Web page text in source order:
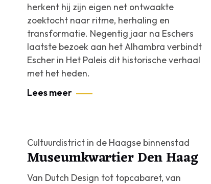
herkent hij zijn eigen net ontwaakte
zoektocht naar ritme, herhaling en
transformatie. Negentig jaar na Eschers
laatste bezoek aan het Alhambra verbindt
Escher in Het Paleis dit historische verhaal
met het heden.
Lees meer
Cultuurdistrict in de Haagse binnenstad
Museumkwartier Den Haag
Van Dutch Design tot topcabaret, van